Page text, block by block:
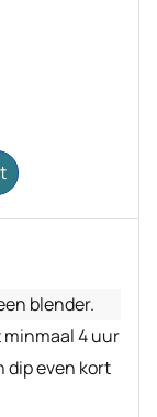
blender.
minmaal 4 uur
dip even kort